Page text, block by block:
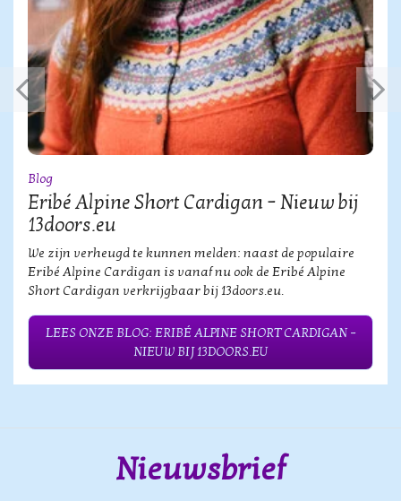
Blog
Eribé Alpine Short Cardigan – Nieuw bij
13doors.eu
We zijn verheugd te kunnen melden: naast de populaire
Eribé Alpine Cardigan is vanaf nu ook de Eribé Alpine
Short Cardigan verkrijgbaar bij 13doors.eu.
LEES ONZE BLOG: ERIBÉ ALPINE SHORT CARDIGAN –
NIEUW BIJ 13DOORS.EU
Nieuwsbrief